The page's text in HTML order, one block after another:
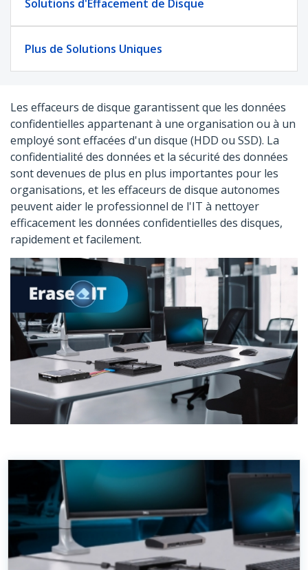
Solutions d'Effacement de Disque
Plus de Solutions Uniques
Les effaceurs de disque garantissent que les données
confidentielles appartenant à une organisation ou à un
employé sont effacées d'un disque (HDD ou SSD). La
confidentialité des données et la sécurité des données
sont devenues de plus en plus importantes pour les
organisations, et les effaceurs de disque autonomes
peuvent aider le professionnel de l'IT à nettoyer
efficacement les données confidentielles des disques,
rapidement et facilement.